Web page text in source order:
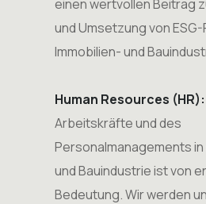
einen wertvollen Beitrag
und Umsetzung von
Immobilien- und
Human Resources (HR):
Arbeitskräfte und des
Personalmanagements
und Bauindustrie ist von
Bedeutung. Wir werden